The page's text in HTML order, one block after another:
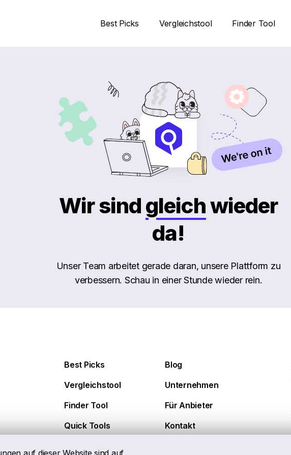
auf dieser Website sind auf
Best Picks Vergleichstool Finder Tool
Wir sindgleichwieder
da!
Unser Team arbeitet gerade daran, unsere Plattform zu
verbessern. Schau in einer Stunde wieder rein.
Best Picks
Blog
Vergleichstool
Unternehmen
Finder Tool
Für Anbieter
Quick Tools
Kontakt